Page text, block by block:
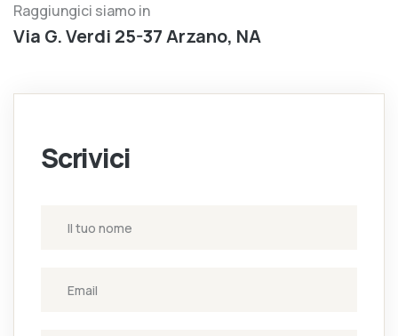
Raggiungici siamo in
Via G. Verdi 25-37 Arzano, NA
Scrivici